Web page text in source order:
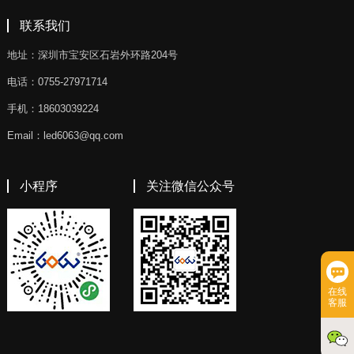
联系我们
地址：深圳市宝安区石岩外环路204号
电话：0755-27971714
手机：18603039224
Email：led6063@qq.com
小程序 关注微信公众号
在线
客服